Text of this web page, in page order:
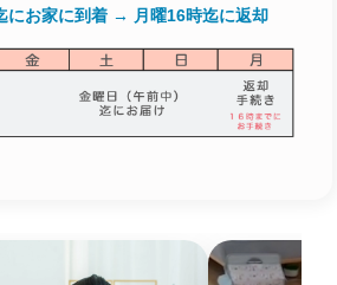
にお家に到着 → 月曜16時迄に返却